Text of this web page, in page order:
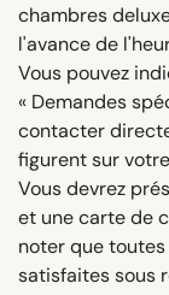
chambres
l'avance de
Vous pouvez
« Demandes
contacter
figurent sur
Vous devrez
et une carte de
noter que
satisfaites sous